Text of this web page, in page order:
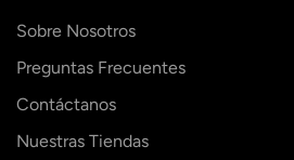
Sobre Nosotros
Preguntas Frecuentes
Contáctanos
Nuestras Tiendas